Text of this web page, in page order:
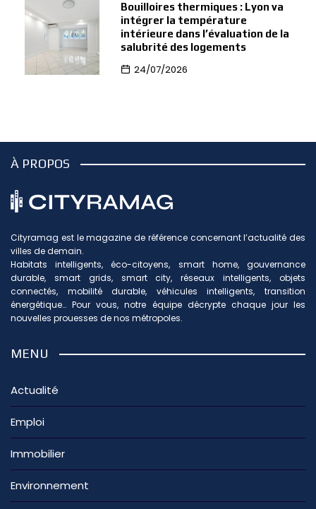
Bouilloires thermiques : Lyon va
intégrer la température
intérieure dans l’évaluation de la
salubrité des logements
24/07/2026
À PROPOS
Cityramag est le magazine de référence concernant l’actualité des
villes de demain.
Habitats intelligents, éco-citoyens, smart home, gouvernance
durable, smart grids, smart city, réseaux intelligents, objets
connectés, mobilité durable, véhicules intelligents, transition
énergétique… Pour vous, notre équipe décrypte chaque jour les
nouvelles prouesses de nos métropoles.
MENU
Actualité
Emploi
Immobilier
Environnement